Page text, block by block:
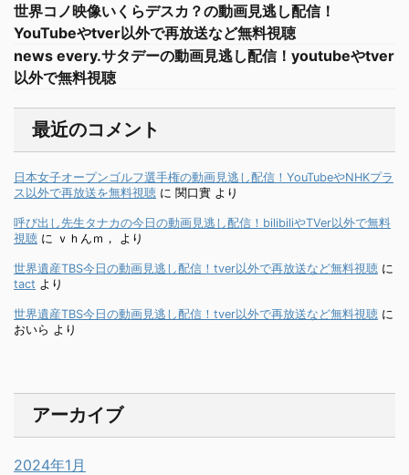
世界コノ映像いくらデスカ？の動画見逃し配信！
YouTubeやtver以外で再放送など無料視聴
news every.サタデーの動画見逃し配信！youtubeやtver
以外で無料視聴
最近のコメント
日本女子オープンゴルフ選手権の動画見逃し配信！YouTubeやNHKプラ
ス以外で再放送を無料視聴 に 関口實 より
呼び出し先生タナカの今日の動画見逃し配信！bilibiliやTVer以外で無料
視聴 に ｖｈんｍ， より
世界遺産TBS今日の動画見逃し配信！tver以外で再放送など無料視聴 に
tact より
世界遺産TBS今日の動画見逃し配信！tver以外で再放送など無料視聴 に
おいら より
アーカイブ
2024年1月